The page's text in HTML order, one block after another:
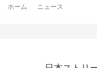
ホーム ニュース